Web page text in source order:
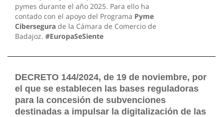
pymes durante el año 2025. Para ello ha
contado con el apoyo del Programa Pyme
Cibersegura de la Cámara de Comercio de
Badajoz. #EuropaSeSiente
DECRETO 144/2024, de 19 de noviembre, por
el que se establecen las bases reguladoras
para la concesión de subvenciones
destinadas a impulsar la digitalización de las